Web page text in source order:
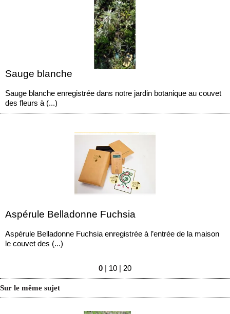
Sauge blanche
Sauge blanche enregistrée dans notre jardin botanique au couvet
des fleurs à (...)
Aspérule Belladonne Fuchsia
Aspérule Belladonne Fuchsia enregistrée à l’entrée de la maison
le couvet des (...)
0 | 10 | 20
Sur le même sujet